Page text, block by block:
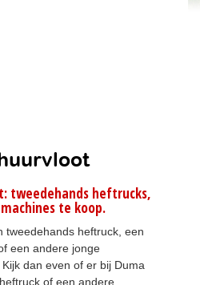
tweedehands heftrucks,
te koop.
tweedehands heftruck, een
een andere jonge
dan even of er bij Duma
of een andere